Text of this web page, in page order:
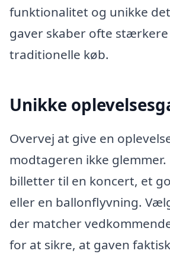
funktionalitet og unikke
gaver skaber ofte
traditionelle køb.
Unikke
Overvej at give en
modtageren ikke
billetter til en koncert, et
eller en ballonflyvning.
der matcher
for at sikre, at gaven